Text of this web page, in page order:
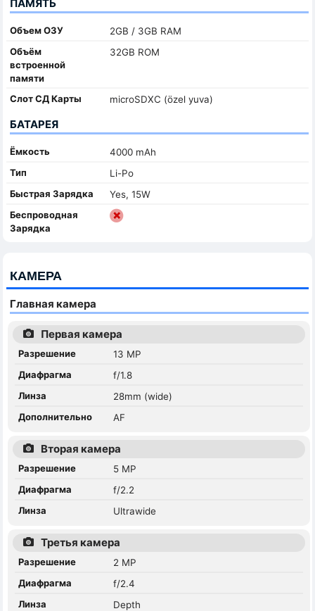
ПАМЯТЬ
Объем ОЗУ
2GB / 3GB RAM
Объём
встроенной
памяти
32GB ROM
Слот СД Карты microSDXC (özel yuva)
БАТАРЕЯ
Ёмкость
4000 mAh
Тип
Li-Po
Быстрая Зарядка
Yes, 15W
Беспроводная
Зарядка
КАМЕРА
Главная камера
Первая камера
Разрешение
13 MP
Диафрагма
f/1.8
Линза
28mm (wide)
Дополнительно
AF
Вторая камера
Разрешение
5 MP
Диафрагма
f/2.2
Линза
Ultrawide
Третья камера
Разрешение
2 MP
Диафрагма
f/2.4
Линза
Depth